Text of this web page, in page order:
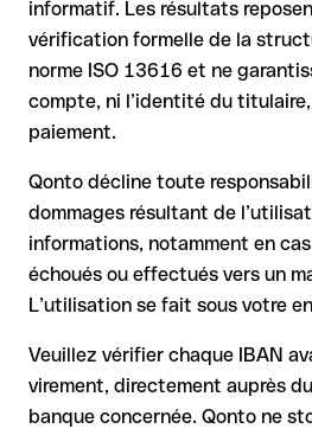
la banque réceptrice doit
votre banque peut initier une
demande
le remboursement n’est pas
déjà été retirés
pour les virements hors SEPA, la
complexe et peut entraîner des
Recommandation: vérifiez
avant un virement (via un outil de
directement auprès du bénéficiaire
précaution est essentielle, en
élevés ou de nouvelles relations
informatif. Les résultats
vérification formelle de la
norme ISO 13616 et ne
compte, ni l’identité du titulaire,
paiement.
Qonto décline toute
dommages résultant de
informations, notamment en
échoués ou effectués vers un
L’utilisation se fait sous votre
Veuillez vérifier chaque IBAN
virement, directement auprès
banque concernée. Qonto ne